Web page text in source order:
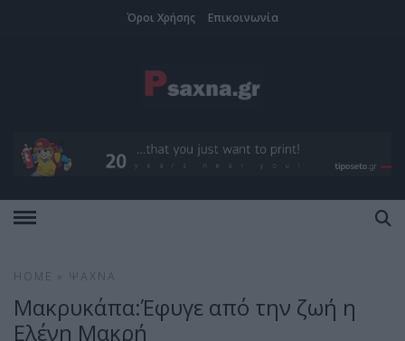
Όροι Χρήσης Επικοινωνία
HOME ΨΑΧΝΆ
Μακρυκάπα:Έφυγε από την ζωή η
Ελένη Μακρή